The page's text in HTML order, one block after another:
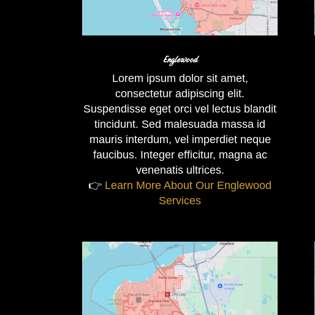
Englewood
Lorem ipsum dolor sit amet,
consectetur adipiscing elit.
Suspendisse eget orci vel lectus blandit
tincidunt. Sed malesuada massa id
mauris interdum, vel imperdiet neque
faucibus. Integer efficitur, magna ac
venenatis ultrices.
👉 Learn More About Our Englewood
Services